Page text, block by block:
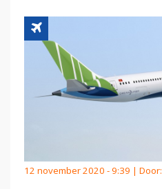
12 november 2020 - 9:39 | Door: